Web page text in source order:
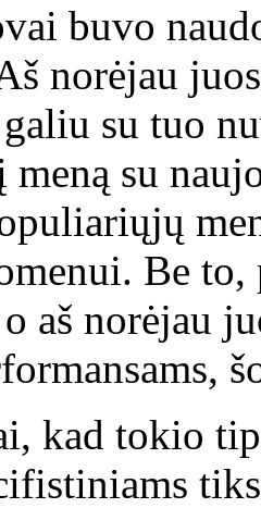
buvo
norėjau
su tuo
su
Be
aš norėjau
kad tokio